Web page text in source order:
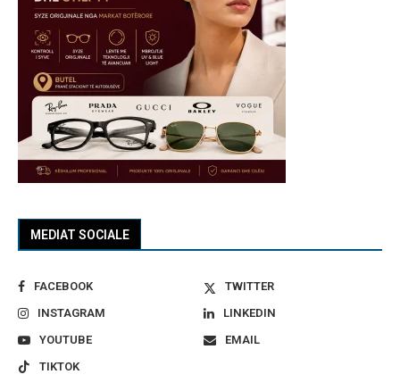
MEDIAT SOCIALE
FACEBOOK
TWITTER
INSTAGRAM
LINKEDIN
YOUTUBE
EMAIL
TIKTOK